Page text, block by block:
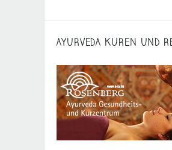
AYURVEDA KUREN UND